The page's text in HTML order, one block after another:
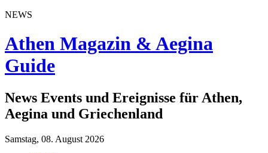
NEWS
Athen Magazin & Aegina
Guide
News Events und Ereignisse für Athen,
Aegina und Griechenland
Samstag, 08. August 2026